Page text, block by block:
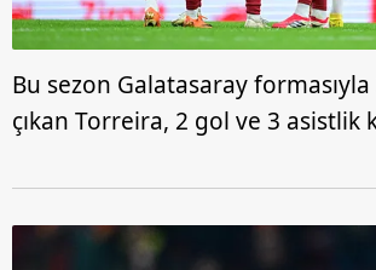
Bu sezon Galatasaray
çıkan Torreira, 2 gol ve 3 asistlik